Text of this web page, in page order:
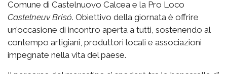
Comune di Castelnuovo Calcea e la Pro Loco
Castelneuv Brisó. Obiettivo della giornata è offrire
un’occasione di incontro aperta a tutti, sostenendo al
contempo artigiani, produttori locali e associazioni
impegnate nella vita del paese.